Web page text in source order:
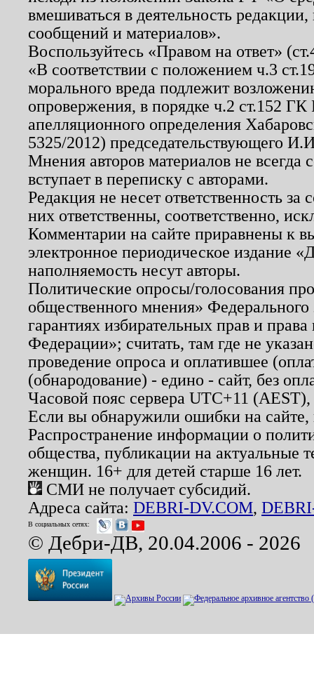
вмешиваться в деятельность
сообщений и материалов».
Воспользуйтесь «Правом на ответ»
«В соответствии с положением ч.3
морального вреда подлежит
опровержения, в порядке ч.2 ст.152
апелляционного определения
5325/2012) председательствующего
Мнения авторов материалов не
вступает в переписку с авторами.
Редакция не несет ответственность
них ответственны, соответственно,
Комментарии на сайте приравнены к
электронное периодическое издание
наполняемость несут авторы.
Политические опросы/голосования
общественного мнения»
гарантиях избирательных прав и
Федерации»; считать, там где не
проведение опроса и оплатившее
(обнародование) - едино - сайт, без
Часовой пояс сервера UTC+11
Если вы обнаружили ошибки на
Распространение информации о
общества, публикации на актуальные
женщин. 16+ для детей старше 16 лет.
СМИ не получает субсидий.
Адреса сайта: DEBRI-DV.COM,
В социальных сетях:
© Дебри-ДВ, 20.04.2006 - 2026